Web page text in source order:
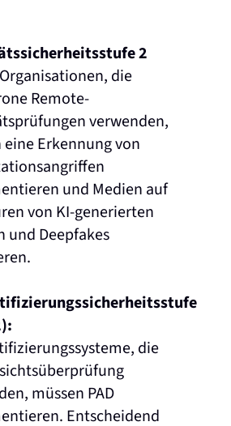
2
Organisationen, die
Remote-
verwenden,
eine Erkennung von
und Medien auf
von KI-generierten
und Deepfakes
die
müssen PAD
Entscheidend